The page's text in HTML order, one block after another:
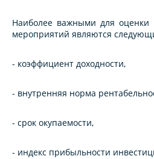
Наиболее важными для оценки
мероприятий являются
- коэффициент доходности,
- внутренняя норма
- срок окупаемости,
- индекс прибыльности